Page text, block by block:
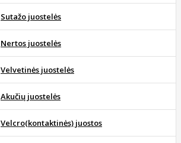
Sutažo juostelės
Nertos juostelės
Velvetinės juostelės
Akučių juostelės
Velcro(kontaktinės) juostos